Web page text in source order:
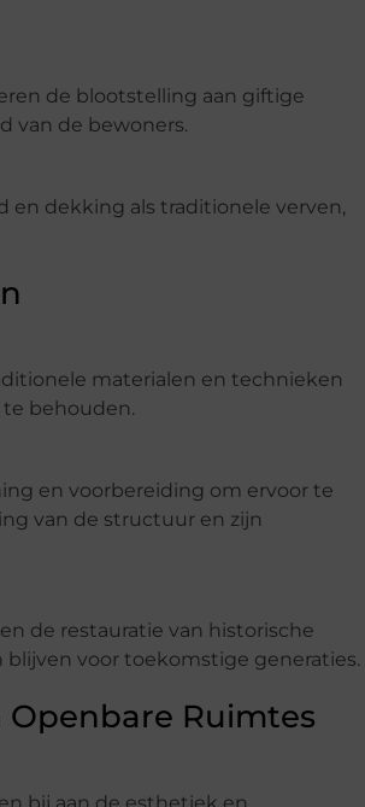
de blootstelling aan giftige
van de bewoners.
en dekking als traditionele verven,
materialen en technieken
behouden.
en voorbereiding om ervoor te
van de structuur en zijn
de restauratie van historische
voor toekomstige generaties.
Ruimtes